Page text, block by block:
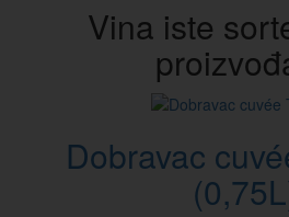
Vina iste
Dobravac